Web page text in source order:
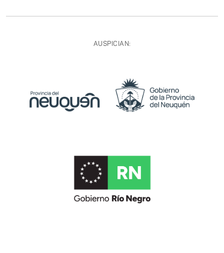
AUSPICIAN: